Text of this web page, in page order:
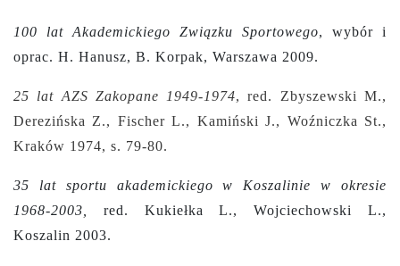
100 lat Akademickiego Związku Sportowego, wybór i
oprac. H. Hanusz, B. Korpak, Warszawa 2009.
25 lat AZS Zakopane 1949-1974, red. Zbyszewski M.,
Derezińska Z., Fischer L., Kamiński J., Woźniczka St.,
Kraków 1974, s. 79-80.
35 lat sportu akademickiego w Koszalinie w okresie
1968-2003,
red. Kukiełka L., Wojciechowski L.,
Koszalin 2003.